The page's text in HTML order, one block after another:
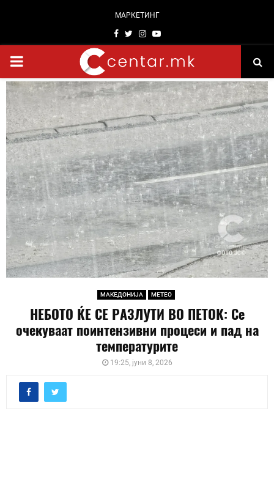
МАРКЕТИНГ
Facebook
TwitterInstagram
Youtube
PRIMARY
MENU
МАКЕДОНИЈА МЕТЕО
НЕБОТО ЌЕ СЕ РАЗЛУТИ ВО ПЕТОК: Се
очекуваат поинтензивни процеси и пад на
температурите
19:25, јуни 8, 2026